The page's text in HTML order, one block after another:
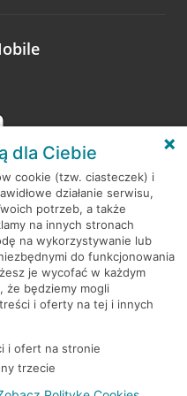
dla Ciebie
cookie (tzw. ciasteczek) i
działanie serwisu,
potrzeb, a także
na innych stronach
na wykorzystywanie lub
do funkcjonowania
je wycofać w każdym
że będziemy mogli
i oferty na tej i innych
i ofert na stronie
trzecie